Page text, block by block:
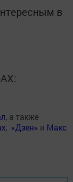
в
, а также
, «Дзен» и Макс